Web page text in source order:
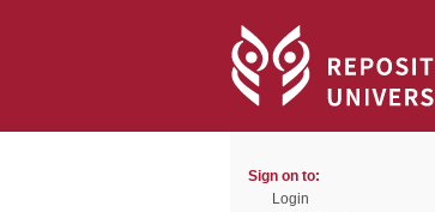
Sign on to:
Login